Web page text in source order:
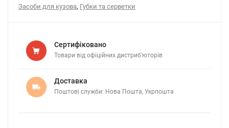
Засоби для кузова, Губки та серветки
Сертифіковано
Товари від офіційних дистриб’юторів
Доставка
Поштові служби: Нова Пошта, Укрпошта